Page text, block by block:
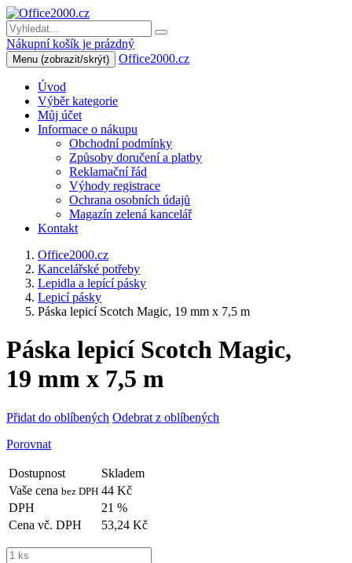
Nákupní košík je prázdný
Menu (zobrazit/skrýt) Office2000.cz
Úvod
Výběr kategorie
Můj účet
Informace o nákupu
Obchodní podmínky
Způsoby doručení a platby
Reklamační řád
Výhody registrace
Ochrana osobních údajů
Magazín zelená kancelář
Kontakt
Office2000.cz
Kancelářské potřeby
Lepidla a lepící pásky
Lepicí pásky
Páska lepicí Scotch Magic, 19 mm x 7,5 m
Páska lepicí Scotch Magic,
19 mm x 7,5 m
Přidat do oblíbených Odebrat z oblíbených
Porovnat
Dostupnost
Skladem
Vaše cena bez DPH 44 Kč
DPH
21 %
Cena vč. DPH
53,24 Kč